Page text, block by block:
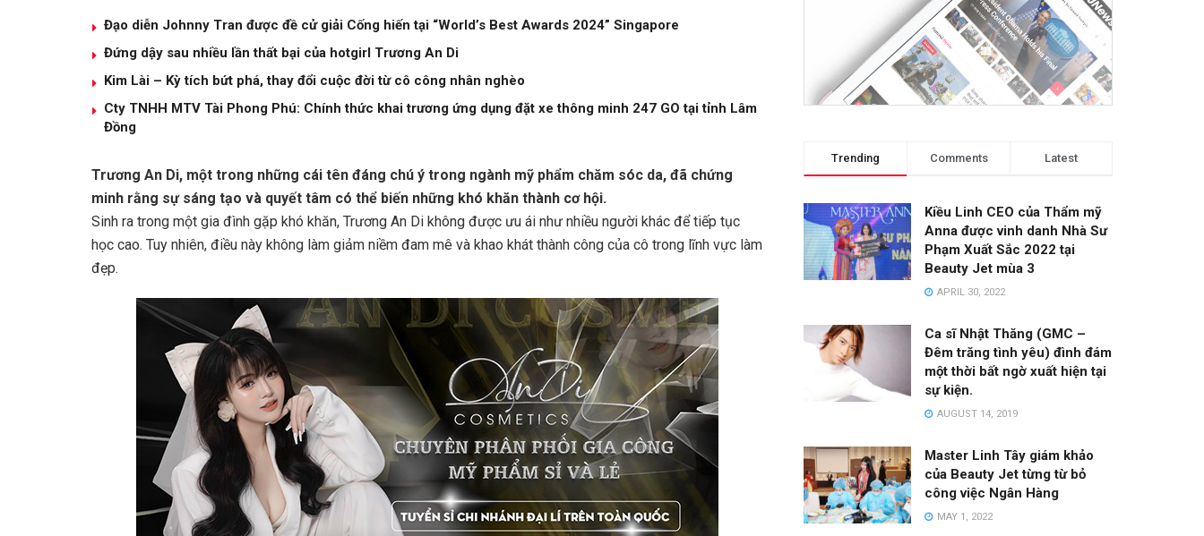
Đạo diễn Johnny Tran được đề cử giải Cống hiến tại “World’s Best Awards 2024” Singapore
Đứng dậy sau nhiều lần thất bại của hotgirl Trương An Di
Kim Lài – Kỳ tích bứt phá, thay đổi cuộc đời từ cô công nhân nghèo
Cty TNHH MTV Tài Phong Phú: Chính thức khai trương ứng dụng đặt xe thông minh 247 GO tại tỉnh Lâm
Đồng
Trương An Di, một trong những cái tên đáng chú ý trong ngành mỹ phẩm chăm sóc da, đã chứng
minh rằng sự sáng tạo và quyết tâm có thể biến những khó khăn thành cơ hội.
Sinh ra trong một gia đình gặp khó khăn, Trương An Di không được ưu ái như nhiều người khác để tiếp tục
học cao. Tuy nhiên, điều này không làm giảm niềm đam mê và khao khát thành công của cô trong lĩnh vực làm
đẹp.
Trending Comments Latest
Kiều Linh CEO của Thẩm mỹ
Anna được vinh danh Nhà Sư
Phạm Xuất Sắc 2022 tại
Beauty Jet mùa 3
APRIL 30, 2022
Ca sĩ Nhật Thăng (GMC –
Đêm trăng tình yêu) đình đám
một thời bất ngờ xuất hiện tại
sự kiện.
AUGUST 14, 2019
Master Linh Tây giám khảo
của Beauty Jet từng từ bỏ
công việc Ngân Hàng
MAY 1, 2022